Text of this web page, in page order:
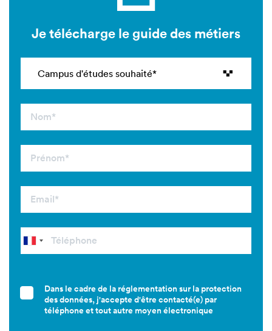
Je télécharge le guide des métiers
Dans le cadre de la réglementation sur la protection
des données, j'accepte d'être contacté(e) par
téléphone et tout autre moyen électronique